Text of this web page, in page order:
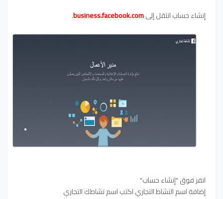
إنشاء حساب انتقل إلىbusiness.facebook.com
.
انقر فوق "إنشاء حساب"
إضافة اسم النشاط التجاري اكتب اسم نشاطك التجاري